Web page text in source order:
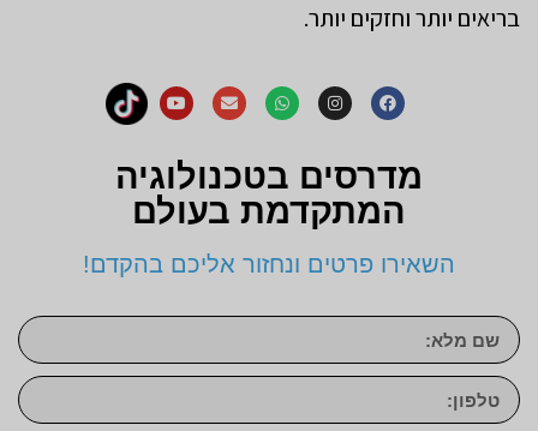
בריאים יותר וחזקים יותר.
מדרסים בטכנולוגיה
המתקדמת בעולם
השאירו פרטים ונחזור אליכם בהקדם!